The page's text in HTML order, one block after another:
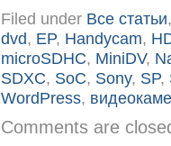
Filed under Все статьи
dvd, EP, Handycam,
microSDHC, MiniDV,
SDXC, SoC, Sony, SP,
WordPress,
Comments are